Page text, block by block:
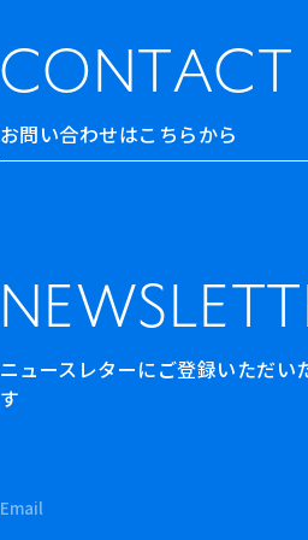
CONTACT
お問い合わせはこちらから
ニュースレターにご登録いただ
す